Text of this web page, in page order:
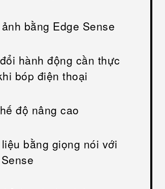
bằng Edge Sense
hành động cần thực
bóp điện thoại
độ nâng cao
bằng giọng nói với